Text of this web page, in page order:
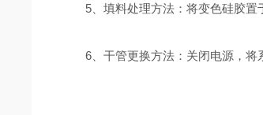
5、填料处理方法：将变色硅胶置
6、干管更换方法：关闭电源，将系